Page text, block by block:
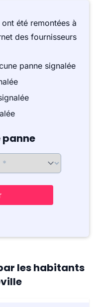
été remontées à
des fournisseurs
panne signalée
panne
les habitants